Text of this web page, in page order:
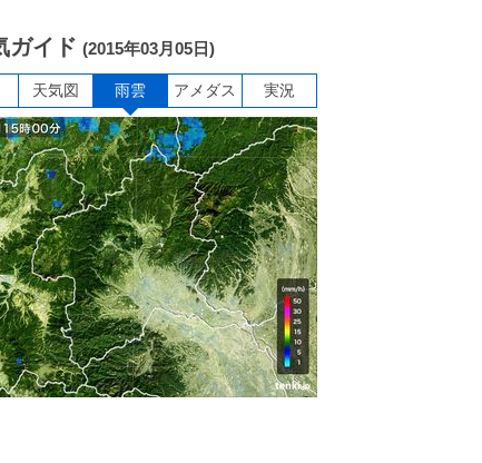
ガイド (2015年03月05日)
天気図 雨雲 アメダス 実況